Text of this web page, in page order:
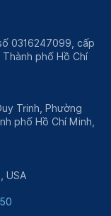
0316247099, cấp
phố Hồ Chí
Trinh, Phường
phố Hồ Chí Minh,
USA